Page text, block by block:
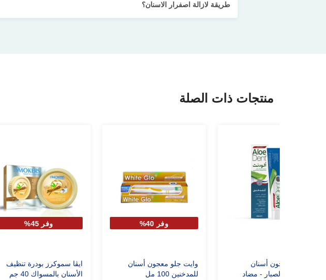
طريقة لازالة اصفرار الاسنان؟
منتجات ذات الصلة
ألودنت معجون أسنان
للمدخنين بالصبار - مضاد
وفر 40%
وايت جلو معجون أسنان
للمدخنين 100 مل
وفر 45%
ايڤا سموكرز بودرة تنظيف
الأسنان بالمسواك 40 جم